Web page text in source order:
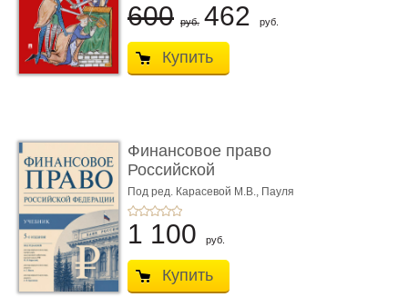
600 руб. 462 руб.
Купить
Финансовое право
Российской
Федерации. 5-е изд�
...
Под ред. Карасевой М.В., Пауля
А.Г., Красюкова А.В.
1 100 руб.
Купить